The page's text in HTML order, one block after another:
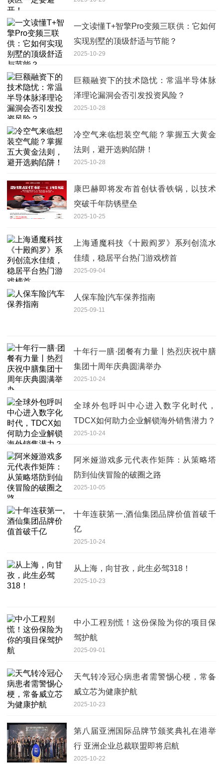
一文读懂T+智擎Pro变频三联供：它如何
实现别墅的顶级舒适与节能？
2025-10-29
巨额融资下的技术隐忧：常温半导体脉
泽理论漏洞会否引发投资风险？
2025-10-28
冷空气来临想装空气能？掌握五大黄金
法则，避开选购陷阱！
2025-10-28
康巴赫即将发布首创钛香铁锅，以技术
突破千年防锈壁垒
2025-10-25
上海通魔科技《十殿阎罗》系列创流水
佳绩，稳居平台热门游戏榜首
2025-09-04
人保车险|汽车保养指南
2025-09-11
十年行一膳·团餐有力量丨热烈庆祝中膳
集团十周年庆典圆满举办
2025-10-24
全球外包呼叫中心进入数字化时代，
TDCX如何助力企业解锁海外销售潜力？
2025-10-24
阿米娅游戏多元代表作矩阵：从策略塔
防到仙侠冒险的破圈之路
2025-10-05
十年连获第一,酒仙集团品牌价值首破千
亿
2025-10-24
从上海，向甘孜，此生必驾318！
2025-10-23
中小工程别慌！这份保险为你的项目保
驾护航
2025-09-01
天气转冷冠心病患者需警惕心梗，常备
威立芯为健康护航
2025-10-23
第八届亚洲国际品牌节颁奖典礼在港举
行 亚洲企业总裁联盟即将启航
2025-10-22